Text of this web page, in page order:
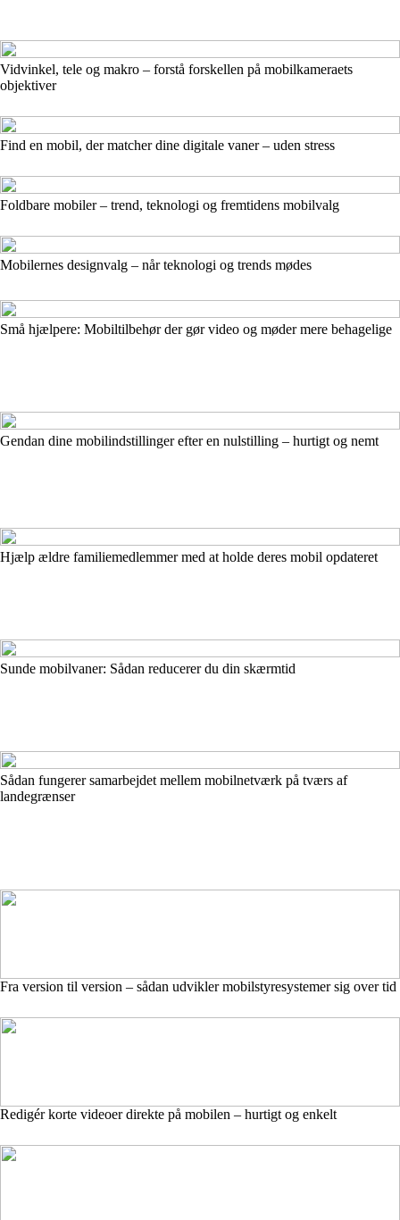
Vidvinkel, tele og makro – forstå forskellen på mobilkameraets
objektiver
Find en mobil, der matcher dine digitale vaner – uden stress
Foldbare mobiler – trend, teknologi og fremtidens mobilvalg
Mobilernes designvalg – når teknologi og trends mødes
Små hjælpere: Mobiltilbehør der gør video og møder mere behagelige
Gendan dine mobilindstillinger efter en nulstilling – hurtigt og nemt
Hjælp ældre familiemedlemmer med at holde deres mobil opdateret
Sunde mobilvaner: Sådan reducerer du din skærmtid
Sådan fungerer samarbejdet mellem mobilnetværk på tværs af
landegrænser
Fra version til version – sådan udvikler mobilstyresystemer sig over tid
Redigér korte videoer direkte på mobilen – hurtigt og enkelt